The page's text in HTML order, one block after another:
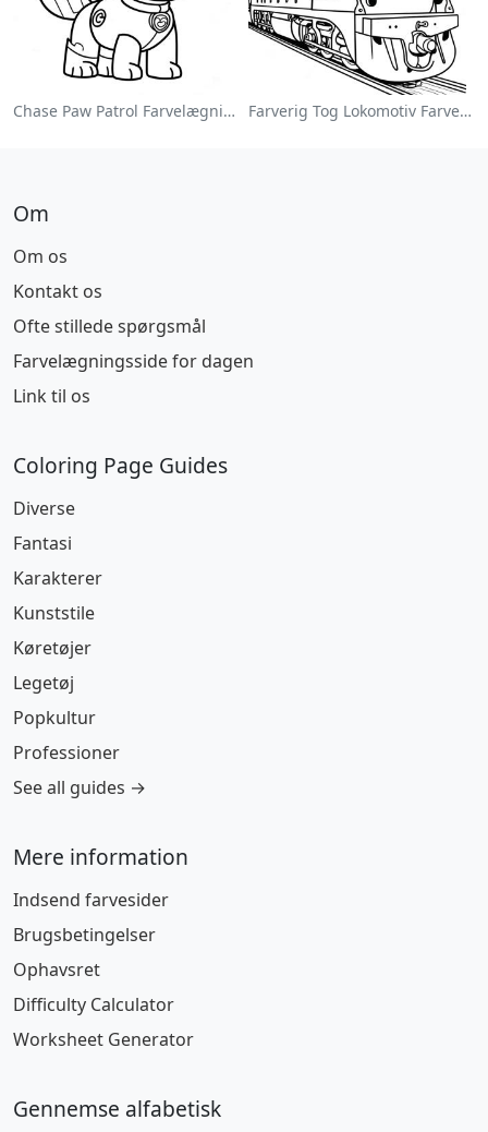
Chase Paw Patrol Farvelægningsside Farverig Tog Lokomotiv Farvelægningsside
Om
Om os
Kontakt os
Ofte stillede spørgsmål
Farvelægningsside for dagen
Link til os
Coloring Page Guides
Diverse
Fantasi
Karakterer
Kunststile
Køretøjer
Legetøj
Popkultur
Professioner
See all guides →
Mere information
Indsend farvesider
Brugsbetingelser
Ophavsret
Difficulty Calculator
Worksheet Generator
Gennemse alfabetisk